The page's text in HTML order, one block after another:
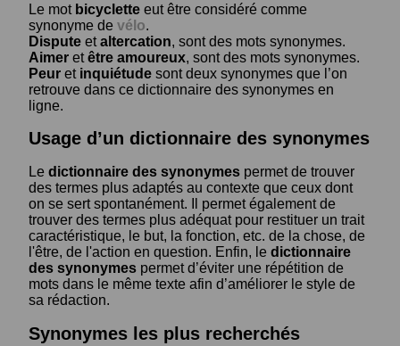
Le mot bicyclette eut être considéré comme
synonyme de vélo.
Dispute etaltercation, sont des mots synonymes.
Aimer etêtre amoureux, sont des mots synonymes.
Peur et inquiétude sont deux synonymes que l’on
retrouve dans ce dictionnaire des synonymes en
ligne.
Usage d’un dictionnaire des synonymes
Le dictionnaire des synonymes permet de trouver
des termes plus adaptés au contexte que ceux dont
on se sert spontanément. Il permet également de
trouver des termes plus adéquat pour restituer un trait
caractéristique, le but, la fonction, etc. de la chose, de
l'être, de l'action en question. Enfin, le dictionnaire
des synonymes permet d’éviter une répétition de
mots dans le même texte afin d’améliorer le style de
sa rédaction.
Synonymes les plus recherchés